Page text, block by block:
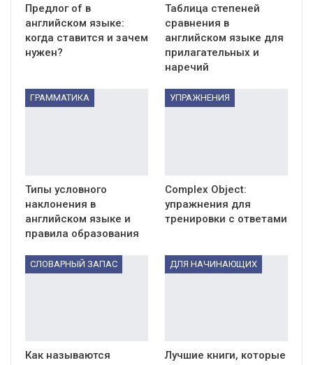
Предлог of в
английском языке:
когда ставится и зачем
нужен?
Таблица степеней
сравнения в
английском языке для
прилагательных и
наречий
ГРАММАТИКА
Типы условного
наклонения в
английском языке и
правила образования
УПРАЖНЕНИЯ
Сomplex Object:
упражнения для
тренировки с ответами
СЛОВАРНЫЙ ЗАПАС
Как называются
ДЛЯ НАЧИНАЮЩИХ
Лучшие книги, которые